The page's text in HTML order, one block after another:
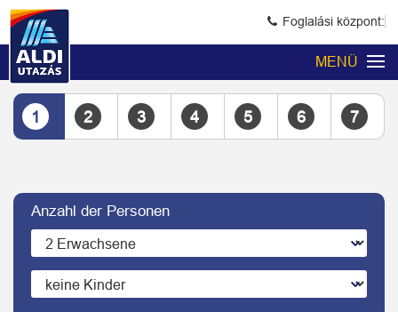
Foglalási központ:
MENÜ
1 2 3 4 5 6 7
Anzahl der Personen